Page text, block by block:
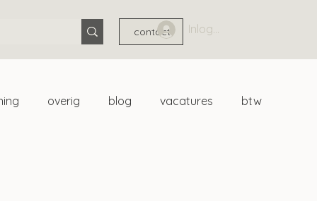
contact Inloggen
overig blog vacatures btw